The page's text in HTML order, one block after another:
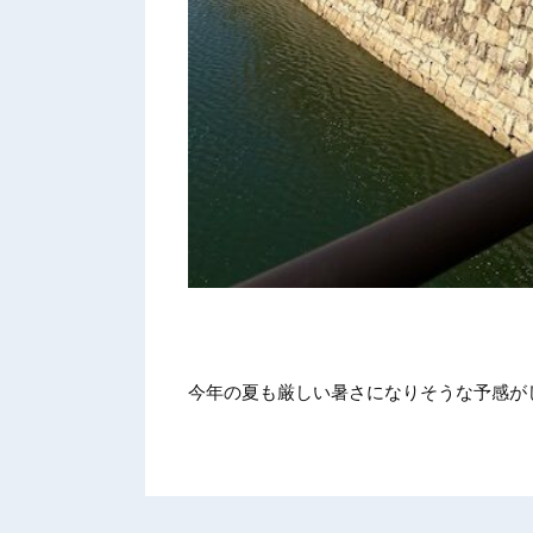
今年の夏も厳しい暑さになりそうな予感が